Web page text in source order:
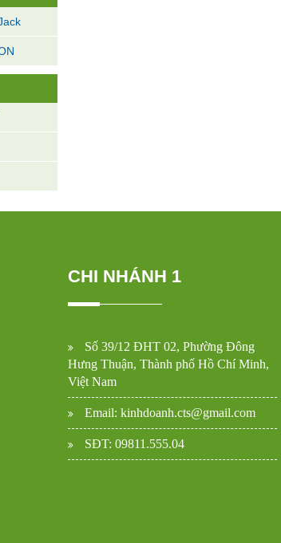
CHI NHÁNH 1
Số 39/12 ĐHT 02, Phường Đông
Hưng Thuận, Thành phố Hồ Chí Minh,
Việt Nam
Email: kinhdoanh.cts@gmail.com
SĐT: 09811.555.04